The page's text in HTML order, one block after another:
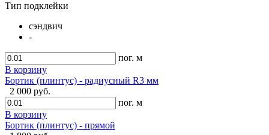
Тип подклейки
сэндвич
-
пог. м
В корзину
Бортик (плинтус) - радиусный R3 мм
2 000 руб.
пог. м
В корзину
Бортик (плинтус) - прямой